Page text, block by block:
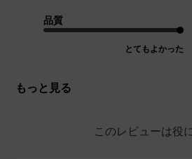
品質
とてもよかった
もっと見る
このレビューは役